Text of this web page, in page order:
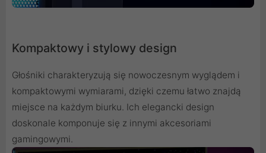
Kompaktowy i stylowy design
Głośniki charakteryzują się nowoczesnym wyglądem i
kompaktowymi wymiarami, dzięki czemu łatwo znajdą
miejsce na każdym biurku. Ich elegancki design
doskonale komponuje się z innymi akcesoriami
gamingowymi.